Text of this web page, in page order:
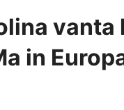
vanta
in